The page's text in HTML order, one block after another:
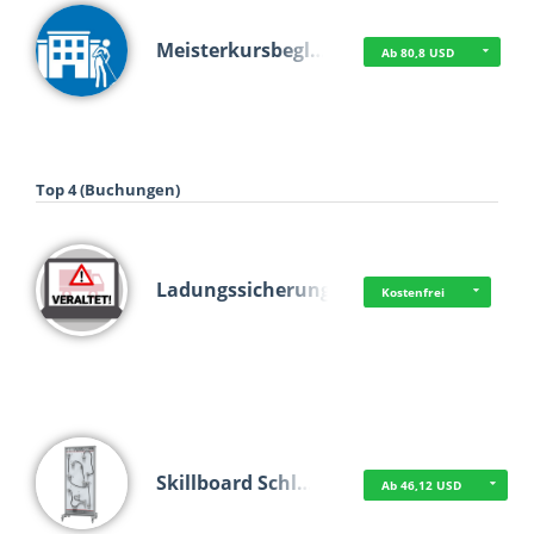
Meisterkursbegl… Ab 80,8 USD
Top 4 (Buchungen)
Ladungssicherung Kostenfrei
Skillboard Schl… Ab 46,12 USD